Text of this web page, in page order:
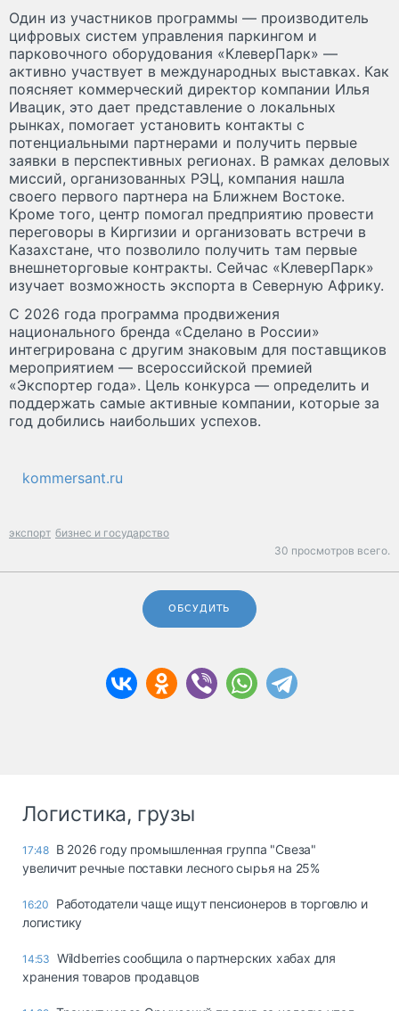
Один из участников программы — производитель
цифровых систем управления паркингом и
парковочного оборудования «КлеверПарк» —
активно участвует в международных выставках. Как
поясняет коммерческий директор компании Илья
Ивацик, это дает представление о локальных
рынках, помогает установить контакты с
потенциальными партнерами и получить первые
заявки в перспективных регионах. В рамках деловых
миссий, организованных РЭЦ, компания нашла
своего первого партнера на Ближнем Востоке.
Кроме того, центр помогал предприятию провести
переговоры в Киргизии и организовать встречи в
Казахстане, что позволило получить там первые
внешнеторговые контракты. Сейчас «КлеверПарк»
изучает возможность экспорта в Северную Африку.
С 2026 года программа продвижения
национального бренда «Сделано в России»
интегрирована с другим знаковым для поставщиков
мероприятием — всероссийской премией
«Экспортер года». Цель конкурса — определить и
поддержать самые активные компании, которые за
год добились наибольших успехов.
kommersant.ru
экспорт бизнес и государство
30 просмотров всего.
ОБСУДИТЬ
Логистика, грузы
17:48 В 2026 году промышленная группа "Свеза"
увеличит речные поставки лесного сырья на 25%
16:20
Работодатели чаще ищут пенсионеров в торговлю и
логистику
14:53 Wildberries сообщила о партнерских хабах для
хранения товаров продавцов